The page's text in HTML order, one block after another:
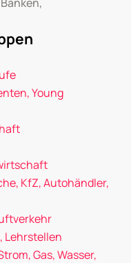
Young
KfZ, Autohändler,
Lehrstellen
Gas, Wasser,